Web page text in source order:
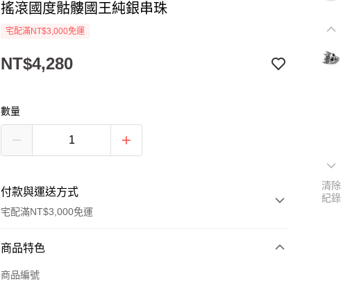
搖滾國度骷髏國王純銀串珠
宅配滿NT$3,000免運
NT$4,280
數量
付款與運送方式
宅配滿NT$3,000免運
付款方式
信用卡一次付款
商品特色
商品編號
清除
紀錄